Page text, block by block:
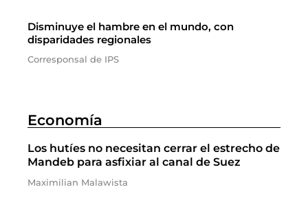
Disminuye el hambre en el mundo, con
disparidades regionales
Corresponsal de IPS
Economía
Los hutíes no necesitan cerrar el estrecho de
Mandeb para asfixiar al canal de Suez
Maximilian Malawista